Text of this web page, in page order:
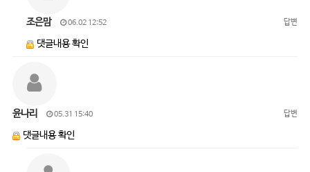
조은맘 06.02 12:52 답변
댓글내용 확인
윤나리 05.31 15:40 답변
댓글내용 확인